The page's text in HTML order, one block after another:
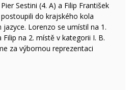
Sestini (4. A) a Filip František
do krajského kola
jazyce. Lorenzo se umístil na 1.
na 2. místě v kategorii I. B.
za výbornou reprezentaci